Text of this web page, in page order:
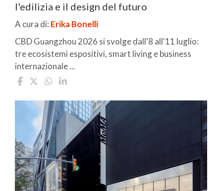
l'edilizia e il design del futuro
A cura di: Erika Bonelli
CBD Guangzhou 2026 si svolge dall'8 all'11 luglio:
tre ecosistemi espositivi, smart living e business
internazionale ...